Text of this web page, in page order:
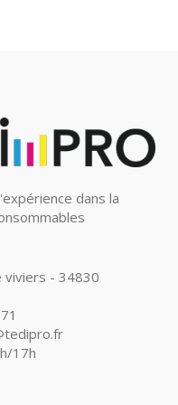
dans la
viviers - 34830
17h